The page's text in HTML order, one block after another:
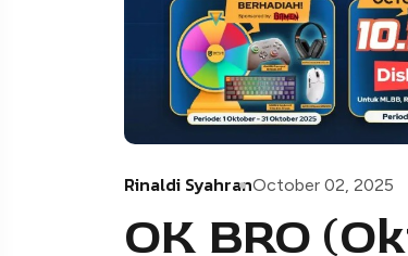
Rinaldi SyahranOctober 02, 2025
OK BRO